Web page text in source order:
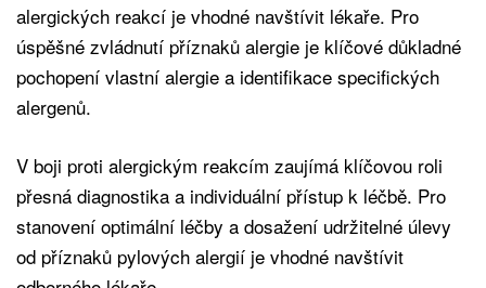
alergických reakcí je vhodné navštívit lékaře. Pro
úspěšné zvládnutí příznaků alergie je klíčové důkladné
pochopení vlastní alergie a identifikace specifických
alergenů.
V boji proti alergickým reakcím zaujímá klíčovou roli
přesná diagnostika a individuální přístup k léčbě. Pro
stanovení optimální léčby a dosažení udržitelné úlevy
od příznaků pylových alergií je vhodné navštívit